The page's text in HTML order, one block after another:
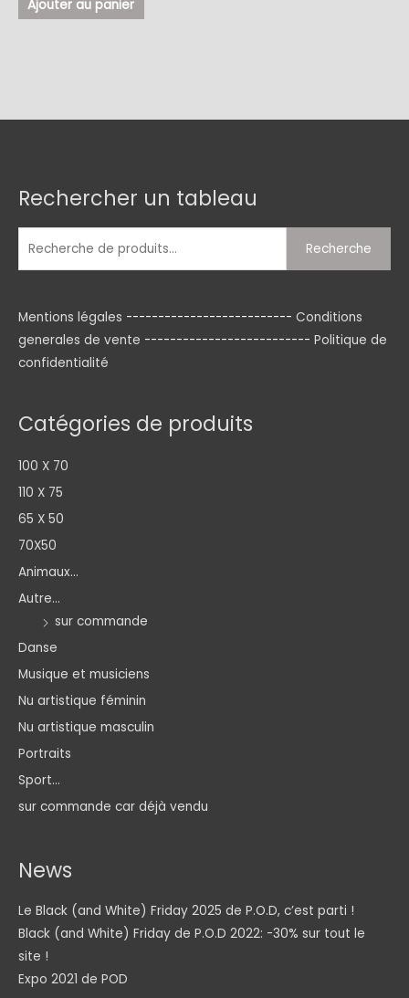
Ajouter au panier
Rechercher un tableau
Recherche
Recherche
Mentions légales -------------------------- Conditions
generales de vente -------------------------- Politique de
confidentialité
Catégories de produits
100 X 70
110 X 75
65 X 50
70X50
Animaux...
Autre...
sur commande
Danse
Musique et musiciens
Nu artistique féminin
Nu artistique masculin
Portraits
Sport...
sur commande car déjà vendu
News
Le Black (and White) Friday 2025 de P.O.D, c’est parti !
Black (and White) Friday de P.O.D 2022: -30% sur tout le
site !
Expo 2021 de POD